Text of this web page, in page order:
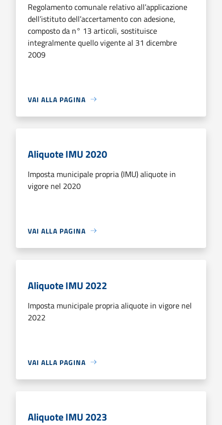
Regolamento comunale relativo all’applicazione
dell’istituto dell’accertamento con adesione,
composto da n° 13 articoli, sostituisce
integralmente quello vigente al 31 dicembre
2009
VAI ALLA PAGINA
Aliquote IMU 2020
Imposta municipale propria (IMU) aliquote in
vigore nel 2020
VAI ALLA PAGINA
Aliquote IMU 2022
Imposta municipale propria aliquote in vigore nel
2022
VAI ALLA PAGINA
Aliquote IMU 2023